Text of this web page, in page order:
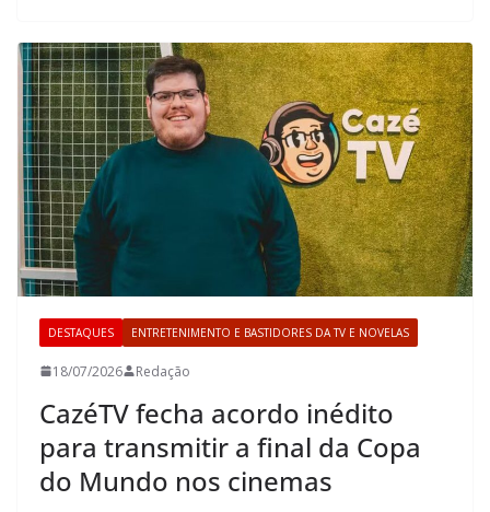
DESTAQUES ENTRETENIMENTO E BASTIDORES DA TV E NOVELAS
18/07/2026 Redação
CazéTV fecha acordo inédito
para transmitir a final da Copa
do Mundo nos cinemas